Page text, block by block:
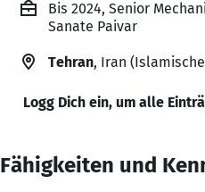
Bis 2024, Senior
Sanate Paivar
Tehran, Iran
Logg Dich ein, um alle
Fähigkeiten und